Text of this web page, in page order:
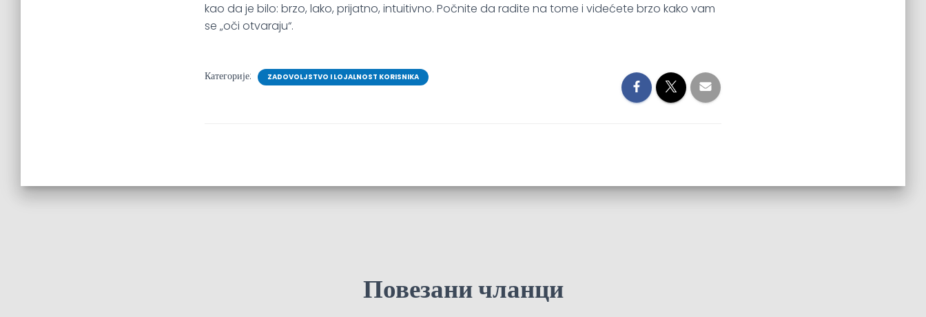
kao da je bilo: brzo, lako, prijatno, intuitivno. Počnite da radite na tome i videćete brzo kako vam
se „oči otvaraju“.
Категорије: ZADOVOLJSTVO I LOJALNOST KORISNIKA
Повезани чланци